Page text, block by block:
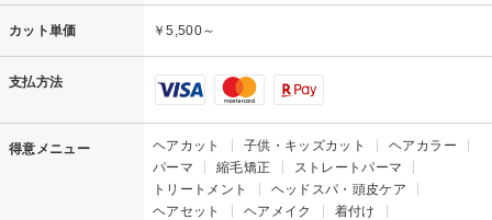
カット単価 ￥5,500～
支払方法
得意メニュー ヘアカット 子供・キッズカット
ヘアカラー
パーマ
縮毛矯正
ストレートパーマ
トリートメント
ヘッドスパ・頭皮ケア
ヘアセット
ヘアメイク
着付け